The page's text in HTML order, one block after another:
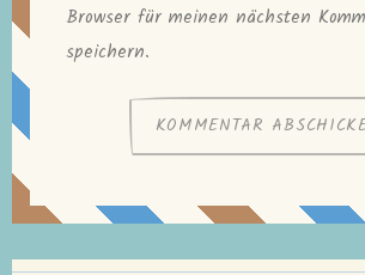
Browser für meinen nächsten
speichern.